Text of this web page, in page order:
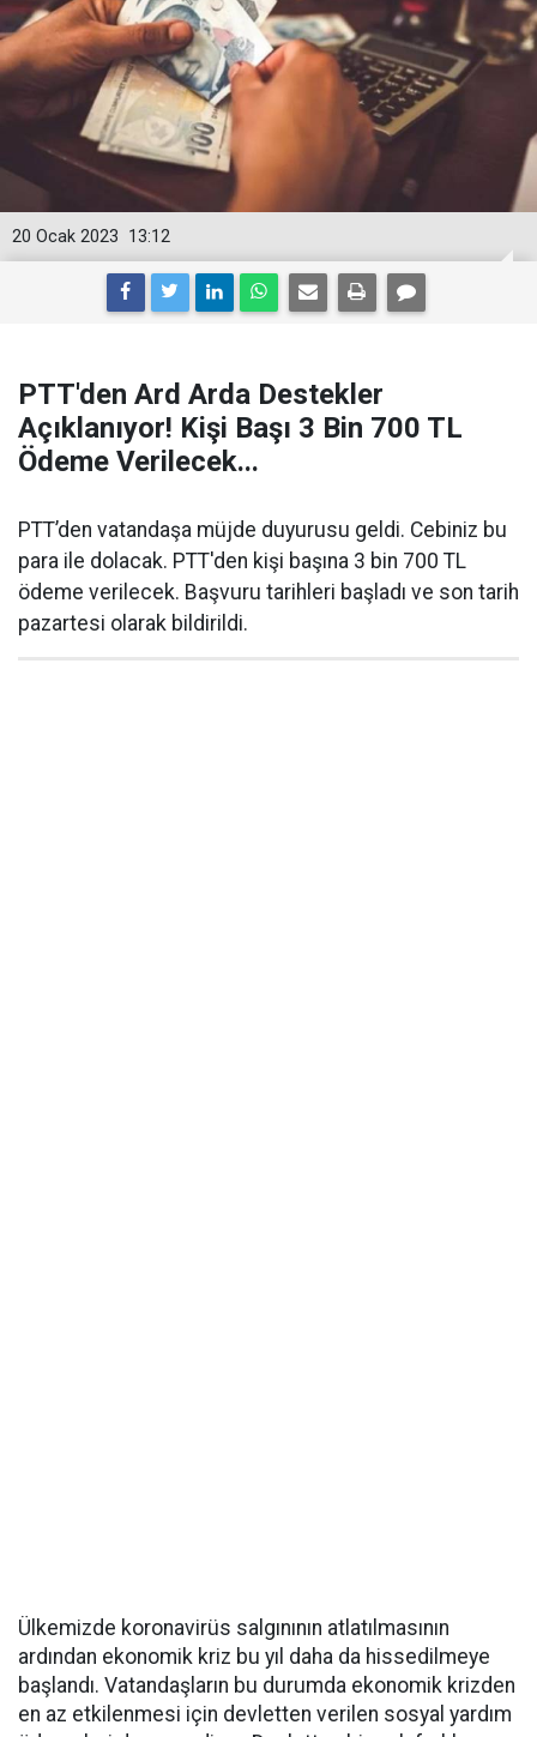
13:12
20 Ocak 2023
PTT'den Ard Arda Destekler
Açıklanıyor! Kişi Başı 3 Bin 700 TL
Ödeme Verilecek...
PTT’den vatandaşa müjde duyurusu geldi. Cebiniz bu
para ile dolacak. PTT'den kişi başına 3 bin 700 TL
ödeme verilecek. Başvuru tarihleri başladı ve son tarih
pazartesi olarak bildirildi.
Ülkemizde koronavirüs salgınının atlatılmasının
ardından ekonomik kriz bu yıl daha da hissedilmeye
başlandı. Vatandaşların bu durumda ekonomik krizden
en az etkilenmesi için devletten verilen sosyal yardım